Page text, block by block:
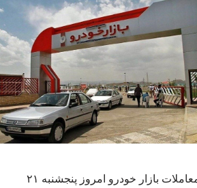
معاملات بازار خودرو امروز پنجشنبه ۲۱